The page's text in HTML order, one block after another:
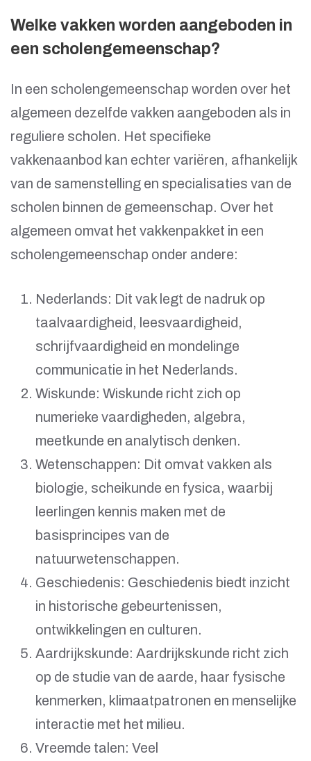
Welke vakken worden aangeboden in
een scholengemeenschap?
In een scholengemeenschap worden over het
algemeen dezelfde vakken aangeboden als in
reguliere scholen. Het specifieke
vakkenaanbod kan echter variëren, afhankelijk
van de samenstelling en specialisaties van de
scholen binnen de gemeenschap. Over het
algemeen omvat het vakkenpakket in een
scholengemeenschap onder andere:
Nederlands: Dit vak legt de nadruk op
taalvaardigheid, leesvaardigheid,
schrijfvaardigheid en mondelinge
communicatie in het Nederlands.
Wiskunde: Wiskunde richt zich op
numerieke vaardigheden, algebra,
meetkunde en analytisch denken.
Wetenschappen: Dit omvat vakken als
biologie, scheikunde en fysica, waarbij
leerlingen kennis maken met de
basisprincipes van de
natuurwetenschappen.
Geschiedenis: Geschiedenis biedt inzicht
in historische gebeurtenissen,
ontwikkelingen en culturen.
Aardrijkskunde: Aardrijkskunde richt zich
op de studie van de aarde, haar fysische
kenmerken, klimaatpatronen en menselijke
interactie met het milieu.
Vreemde talen: Veel